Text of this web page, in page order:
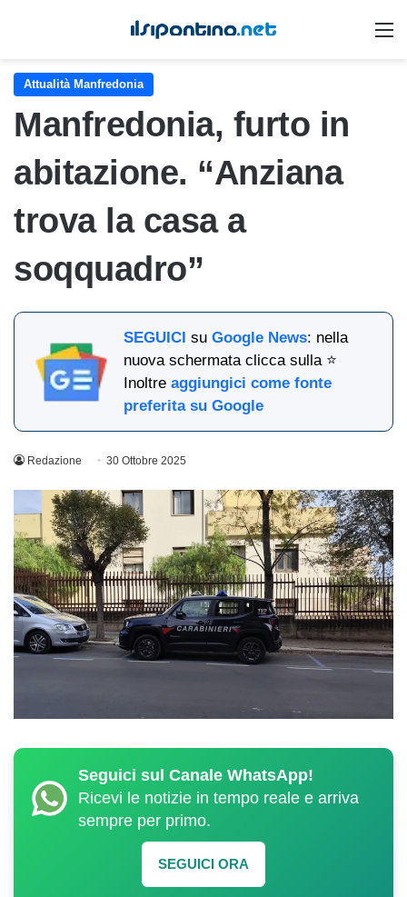
Attualità Manfredonia
Manfredonia, furto in
abitazione. “Anziana
trova la casa a
soqquadro”
SEGUICI suGoogle News: nella
nuova schermata clicca sulla ⭐
Inoltreaggiungici come fonte
preferita su Google
Redazione 30 Ottobre 2025
Seguici sul Canale WhatsApp!
Ricevi le notizie in tempo reale e arriva
sempre per primo.
SEGUICI ORA